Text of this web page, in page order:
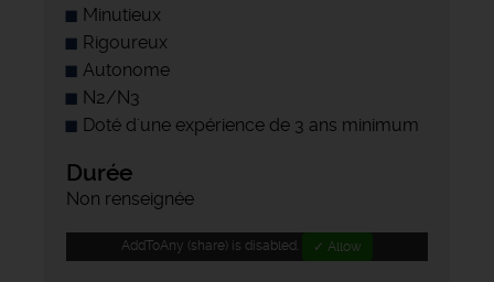
Minutieux
Rigoureux
Autonome
N2/N3
Doté d'une expérience de 3 ans minimum
Durée
Non renseignée
AddToAny (share) is disabled. ✓ Allow